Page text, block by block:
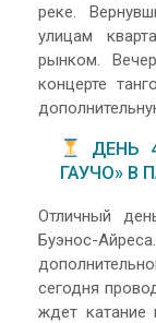
реке.
улицам
рынком.
концерте
ДЕНЬ
ГАУЧО» В
Отличный
Буэнос-
сегодня
ждет катание